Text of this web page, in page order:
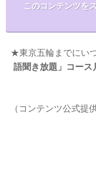
このコンテンツを
★東京五輪までにい
語聞き放題」コース
（コンテンツ公式提